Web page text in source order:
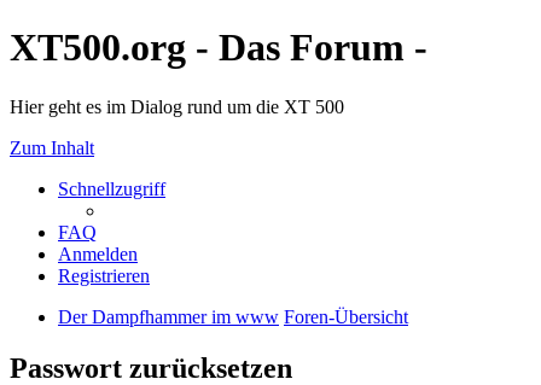
XT500.org - Das Forum -
Hier geht es im Dialog rund um die XT 500
Zum Inhalt
Schnellzugriff
FAQ
Anmelden
Registrieren
Der Dampfhammer im www Foren-Übersicht
Passwort zurücksetzen